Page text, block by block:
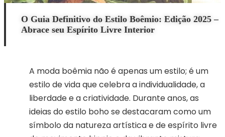
O Guia Definitivo do Estilo Boêmio: Edição 2025 –
Abrace seu Espírito Livre Interior
A moda boêmia não é apenas um estilo; é um
estilo de vida que celebra a individualidade, a
liberdade e a criatividade. Durante anos, as
ideias do estilo boho se destacaram como um
símbolo da natureza artística e de espírito livre